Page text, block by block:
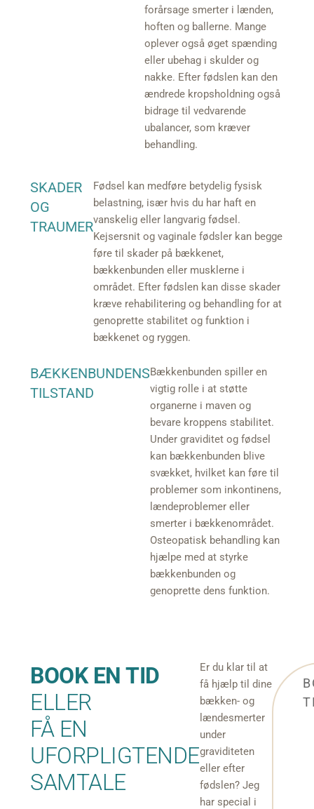
forårsage smerter i lænden,
hoften og ballerne. Mange
oplever også øget spænding
eller ubehag i skulder og
nakke. Efter fødslen kan den
ændrede kropsholdning også
bidrage til vedvarende
ubalancer, som kræver
behandling.
SKADER
OG
TRAUMER
Fødsel kan medføre betydelig fysisk
belastning, især hvis du har haft en
vanskelig eller langvarig fødsel.
Kejsersnit og vaginale fødsler kan begge
føre til skader på bækkenet,
bækkenbunden eller musklerne i
området. Efter fødslen kan disse skader
kræve rehabilitering og behandling for at
genoprette stabilitet og funktion i
bækkenet og ryggen.
BÆKKENBUNDENS
TILSTAND
Bækkenbunden spiller en
vigtig rolle i at støtte
organerne i maven og
bevare kroppens stabilitet.
Under graviditet og fødsel
kan bækkenbunden blive
svækket, hvilket kan føre til
problemer som inkontinens,
lændeproblemer eller
smerter i bækkenområdet.
Osteopatisk behandling kan
hjælpe med at styrke
bækkenbunden og
genoprette dens funktion.
BOOK EN TID
ELLER
FÅ EN
UFORPLIGTENDE
SAMTALE
Er du klar til at
få hjælp til dine
bækken- og
lændesmerter
under
graviditeten
eller efter
fødslen? Jeg
har special i